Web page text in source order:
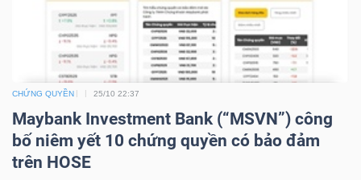
CHỨNG QUYỀN 25/10 22:37
Maybank Investment Bank (“MSVN”) công
bố niêm yết 10 chứng quyền có bảo đảm
trên HOSE
DÙNG
THIẾT
YẾU